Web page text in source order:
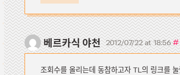
베르카식 야천 2012/07/22 at 18:56#
조회수를 올리는데 동참하고자 TL의 링크를